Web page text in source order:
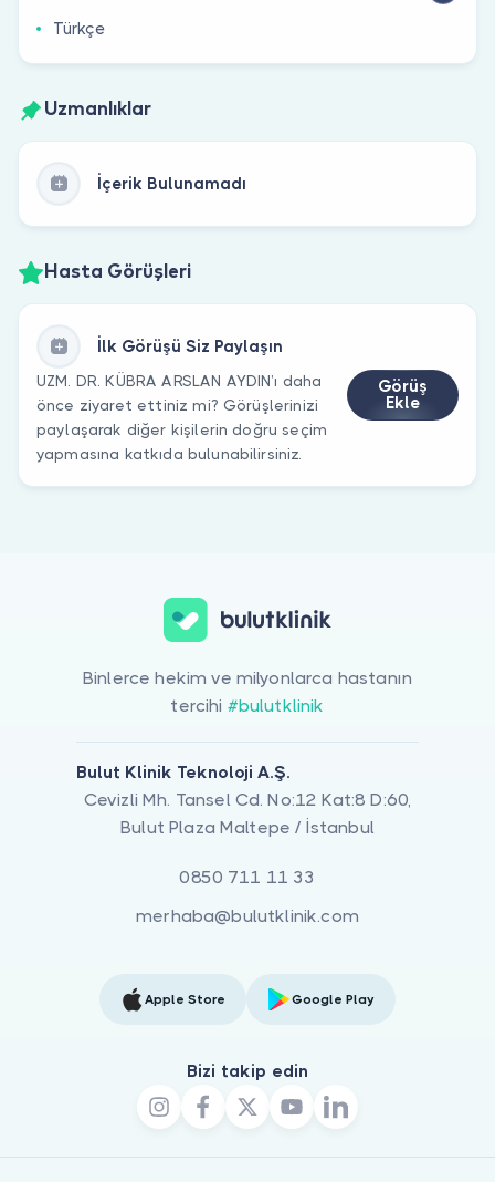
Türkçe
Uzmanlıklar
İçerik Bulunamadı
Hasta Görüşleri
İlk Görüşü Siz Paylaşın
UZM. DR. KÜBRA ARSLAN AYDIN’ı daha
önce ziyaret ettiniz mi? Görüşlerinizi
paylaşarak diğer kişilerin doğru seçim
yapmasına katkıda bulunabilirsiniz.
Görüş
Ekle
Binlerce hekim ve milyonlarca hastanın
tercihi #bulutklinik
Bulut Klinik Teknoloji A.Ş.
Cevizli Mh. Tansel Cd. No:12 Kat:8 D:60,
Bulut Plaza Maltepe / İstanbul
0850 711 11 33
merhaba@bulutklinik.com
Apple Store Google Play
Bizi takip edin